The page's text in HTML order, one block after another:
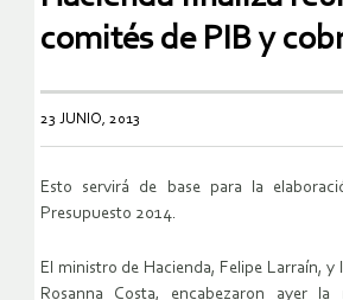
comités de PIB y
23 JUNIO, 2013
Esto servirá de base para la
Presupuesto 2014.
El ministro de Hacienda, Felipe Larraín, y
Rosanna Costa, encabezaron ayer